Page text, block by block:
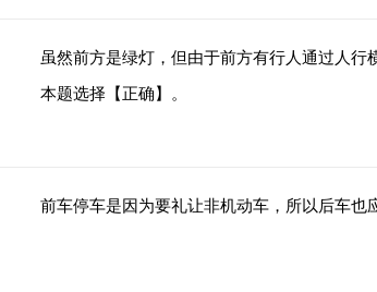
虽然前方是绿灯，但由于前方有行人通过人
本题选择【正确】。
前车停车是因为要礼让非机动车，所以后车也